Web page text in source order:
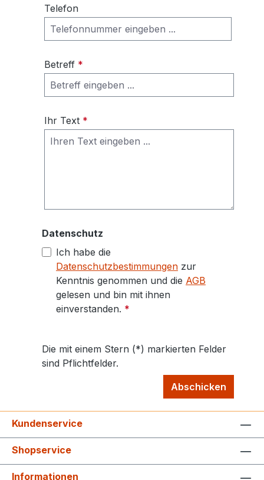
Telefon
Betreff *
Ihr Text *
Datenschutz
Ich habe die
Datenschutzbestimmungen zur
Kenntnis genommen und die AGB
gelesen und bin mit ihnen
einverstanden. *
Die mit einem Stern (*) markierten Felder
sind Pflichtfelder.
Abschicken
Kundenservice
Shopservice
Informationen